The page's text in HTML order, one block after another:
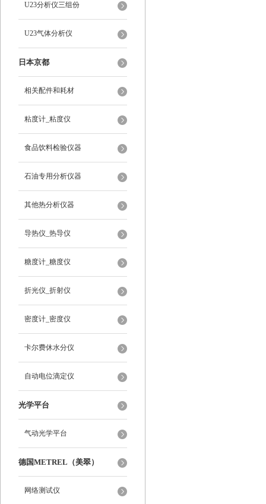
U23分析仪三组份
U23气体分析仪
日本京都
相关配件和耗材
粘度计_粘度仪
食品饮料检验仪器
石油专用分析仪器
其他热分析仪器
导热仪_热导仪
糖度计_糖度仪
折光仪_折射仪
密度计_密度仪
卡尔费休水分仪
自动电位滴定仪
光学平台
气动光学平台
德国METREL（美翠）
网络测试仪